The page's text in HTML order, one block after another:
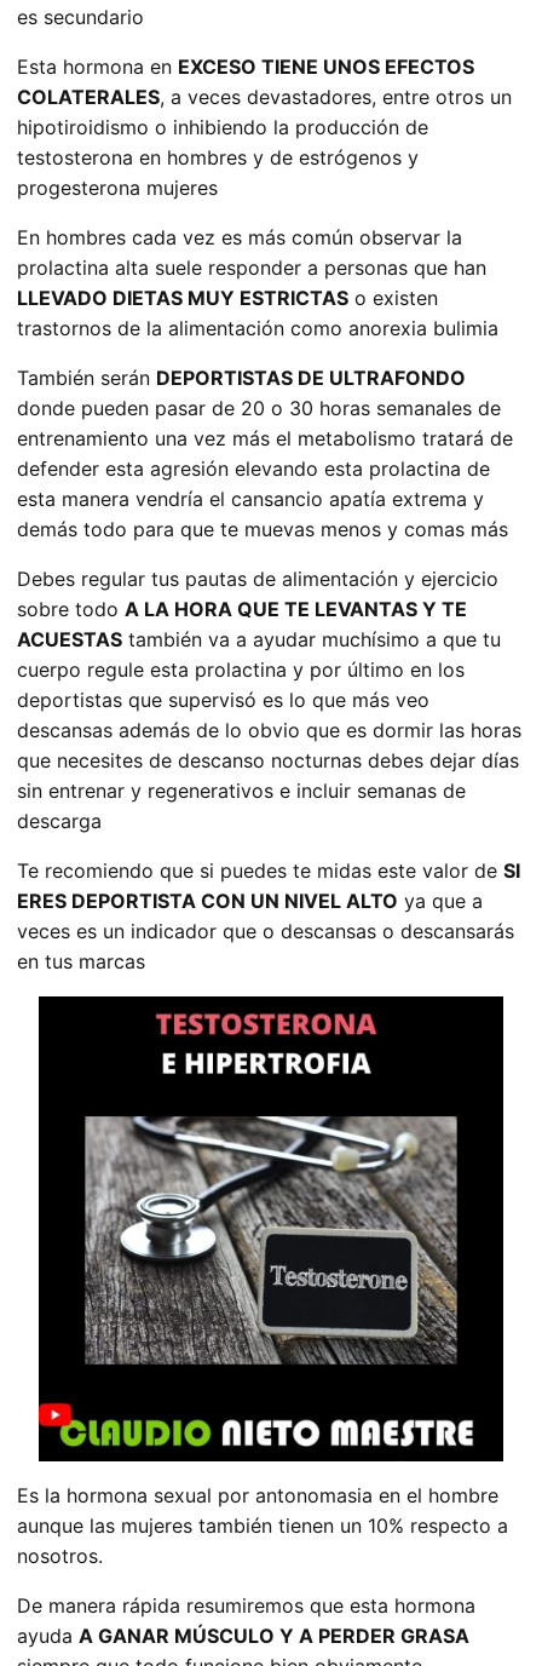
es secundario
Esta hormona en EXCESO TIENE UNOS EFECTOS
COLATERALES, a veces devastadores, entre otros un
hipotiroidismo o inhibiendo la producción de
testosterona en hombres y de estrógenos y
progesterona mujeres
En hombres cada vez es más común observar la
prolactina alta suele responder a personas que han
LLEVADO DIETAS MUY ESTRICTAS o existen
trastornos de la alimentación como anorexia bulimia
También serán DEPORTISTAS DE ULTRAFONDO
donde pueden pasar de 20 o 30 horas semanales de
entrenamiento una vez más el metabolismo tratará de
defender esta agresión elevando esta prolactina de
esta manera vendría el cansancio apatía extrema y
demás todo para que te muevas menos y comas más
Debes regular tus pautas de alimentación y ejercicio
sobre todo A LA HORA QUE TE LEVANTAS Y TE
ACUESTAS también va a ayudar muchísimo a que tu
cuerpo regule esta prolactina y por último en los
deportistas que supervisó es lo que más veo
descansas además de lo obvio que es dormir las horas
que necesites de descanso nocturnas debes dejar días
sin entrenar y regenerativos e incluir semanas de
descarga
Te recomiendo que si puedes te midas este valor de SI
ERES DEPORTISTA CON UN NIVEL ALTO ya que a
veces es un indicador que o descansas o descansarás
en tus marcas
Es la hormona sexual por antonomasia en el hombre
aunque las mujeres también tienen un 10% respecto a
nosotros.
De manera rápida resumiremos que esta hormona
ayuda A GANAR MÚSCULO Y A PERDER GRASA